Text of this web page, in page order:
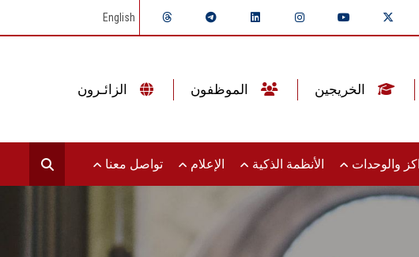
English
والوحدات الأنظمة الذكية الإعلام تواصل معنا